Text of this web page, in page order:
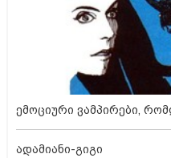
ემოციური ვამპირები,
ადამიანი-გიგი